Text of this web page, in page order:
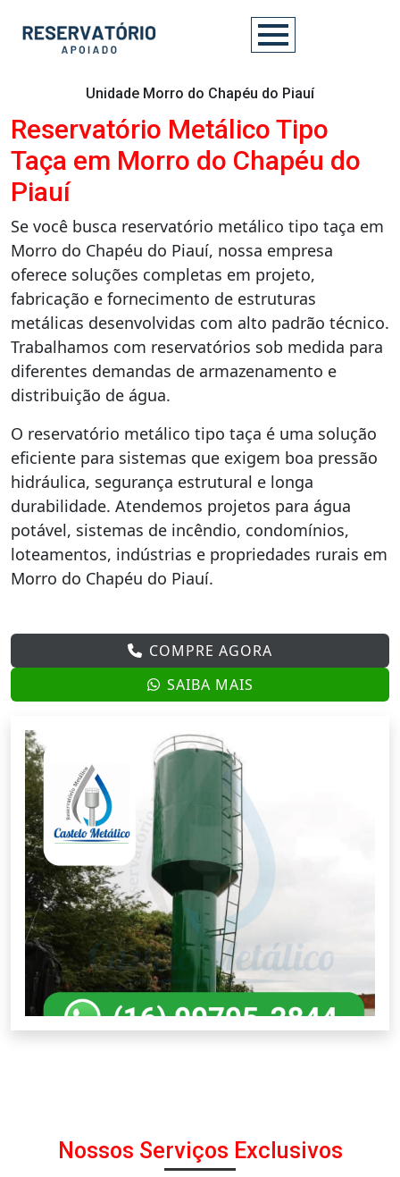
Unidade Morro do Chapéu do Piauí
Reservatório Metálico Tipo
Taça em Morro do Chapéu do
Piauí
Se você busca reservatório metálico tipo taça em
Morro do Chapéu do Piauí, nossa empresa
oferece soluções completas em projeto,
fabricação e fornecimento de estruturas
metálicas desenvolvidas com alto padrão técnico.
Trabalhamos com reservatórios sob medida para
diferentes demandas de armazenamento e
distribuição de água.
O reservatório metálico tipo taça é uma solução
eficiente para sistemas que exigem boa pressão
hidráulica, segurança estrutural e longa
durabilidade. Atendemos projetos para água
potável, sistemas de incêndio, condomínios,
loteamentos, indústrias e propriedades rurais em
Morro do Chapéu do Piauí.
COMPRE AGORA
SAIBA MAIS
Nossos Serviços Exclusivos